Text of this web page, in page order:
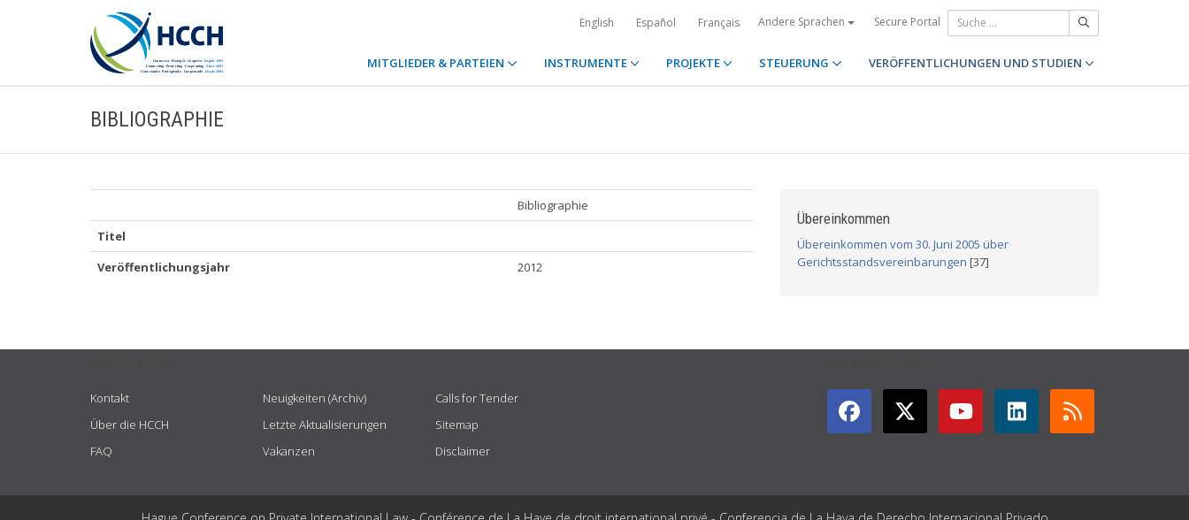
English Español Français Andere Sprachen Secure Portal
MITGLIEDER & PARTEIEN INSTRUMENTE PROJEKTE STEUERUNG VERÖFFENTLICHUNGEN UND STUDIEN
BIBLIOGRAPHIE
Bibliographie
Titel
Veröffentlichungsjahr
2012
Übereinkommen
Übereinkommen vom 30. Juni 2005 über
Gerichtsstandsvereinbarungen [37]
Kontakt
Über die HCCH
FAQ
Neuigkeiten (Archiv)
Letzte Aktualisierungen
Vakanzen
Calls for Tender
Sitemap
Disclaimer